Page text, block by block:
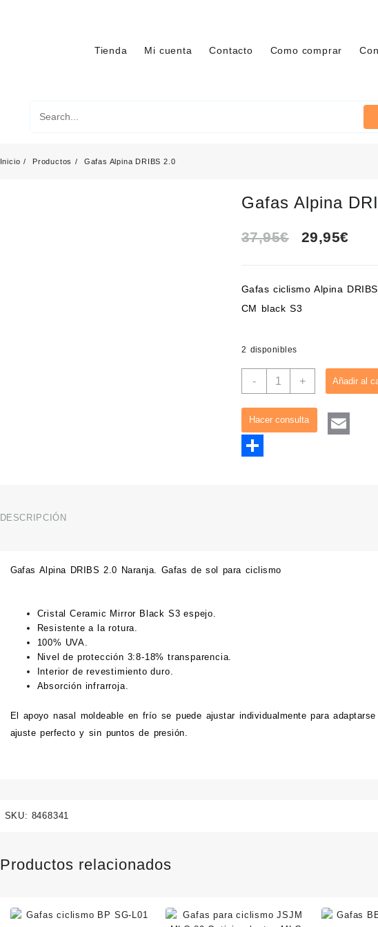
Tienda Mi cuenta Contacto Como comprar
Inicio Productos Gafas Alpina DRIBS 2.0
Gafas Alpina
37,95€
El
original
29,95€El
Gafas ciclismo Alpina
CM black S3
2 disponibles
-
Gafas
2.0
cantidad
+
Añadir al
Twitter
Email
DESCRIPCIÓN
Gafas Alpina DRIBS 2.0 Naranja. Gafas de sol para ciclismo
Cristal Ceramic Mirror Black S3 espejo.
Resistente a la rotura.
100% UVA.
Nivel de protección 3:8-18% transparencia.
Interior de revestimiento duro.
Absorción infrarroja.
El apoyo nasal moldeable en frío se puede ajustar individualmente para
ajuste perfecto y sin puntos de presión.
SKU: 8468341
Productos relacionados